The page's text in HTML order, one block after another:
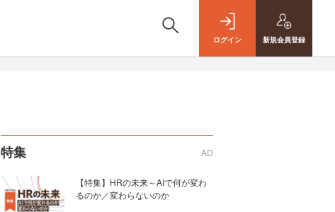
ログイン 新規会員登録
特集 AD
【特集】HRの未来～AIで何が変わ
るのか／変わらないのか